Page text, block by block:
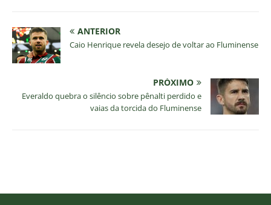
ANTERIOR
Caio Henrique revela desejo de voltar ao Fluminense
PRÓXIMO
Everaldo quebra o silêncio sobre pênalti perdido e
vaias da torcida do Fluminense